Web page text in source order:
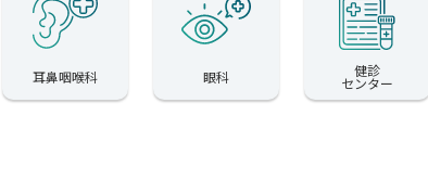
耳鼻咽喉科 眼科 健診
センター